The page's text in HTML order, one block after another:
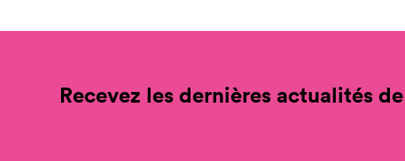
Recevez les dernières actualités